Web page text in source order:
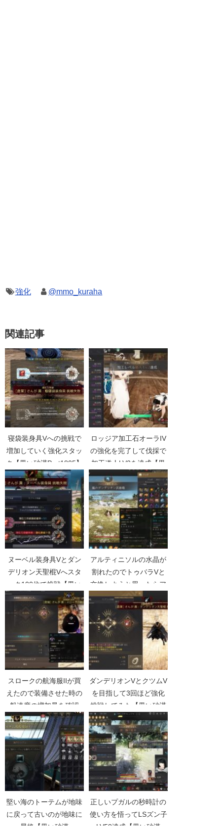
強化 @mmo_kuraha
関連記事
寝袋装身具Vへの挑戦で
増加していく強化スタッ
ク【黒い砂漠Part1805】
ロッジア加工石オーラIV
の強化を完了して伐採で
加工道人LV2を達成【黒
い砂漠Part3671】
ヌーベル装身具Vとダン
デリオン天聖棍Vへスタ
ック100位で挑戦【黒い
砂漠Part2131】
アルティニソルの水晶が
割れたのでトゥバラVと
交換しようと思ったらア
ルティニソルIV成功【黒
い砂漠Part3762】
スロークの航海服IIが買
えたので装備させた時の
船速度の増加量を確認
【黒い砂漠Part2732】
ダンデリオンVとクツムV
を目指して3回ほど強化
挑戦してみた【黒い砂漠
Part3076】
堅い海のトーテムが地味
に戻って古いのが地味に
昇格【黒い砂漠
正しいプガルの秒時計の
使い方を悟ってLSズン子
LV58達成【黒い砂漠